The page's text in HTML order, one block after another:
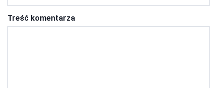
Treść komentarza